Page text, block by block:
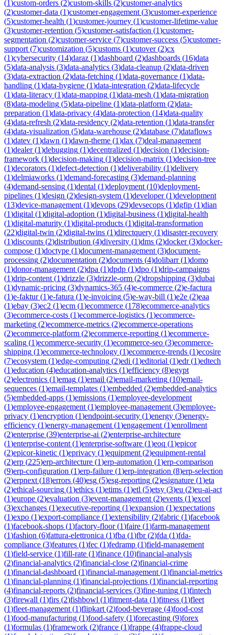
(1)custom-orders (2)custom-skills (2)customer-analytics
(2)customer-data (1)customer-engagement (3)customer-experience
(5)customer-health (1)customer-journey (1)customer-lifetime-value
(3)customer-retention (5)customer-satisfaction (1)customer-
segmentation (2)customer-service (7)customer-success (5)customer-
support (7)customization (5)customs (1)cutover(2)cx
(1)cybersecurity (14)daraz (1)dashboard (2)dashboards (16)data
(5)data-analysis (3)data-analytics (3)data-cleanup (2)data-driven
(3)data-extraction (2)data-fetching (1)data-governance (1)data-
handling (1)data-hygiene (1)data-integration (2)data-lifecycle
(1)data-literacy (1)data-mapping (1)data-mesh (1)data-migration
(8)data-modeling (5)data-pipeline (1)data-platform (2)data-
preparation (1)data-privacy (4)data-protection (14)data-quality
(4)data-refresh (2)data-residency (2)data-retention (1)data-transfer
(4)data-visualization (5)data-warehouse (2)database (7)dataflows
(1)datev (1)dawn (1)dawn-theme (1)dax (7)deal-management
(1)dealer(1)debugging (1)decentralized (1)decision (1)decision-
framework (1)decision-making (1)decision-matrix (1)decision-tree
(1)decorators (1)defect-detection (1)deliverability (1)delivery
(1)delmiaworks (1)demand-forecasting (3)demand-planning
(4)demand-sensing (1)dental (1)deployment (10)deployment-
pipelines (1)design (2)design-system (1)developer(1)development
(13)device-management (1)devops (29)devsecops (1)dgfip (1)dian
(1)digital (1)digital-adoption (1)digital-business (1)digital-health
(1)digital-maturity (1)digital-products (1)digital-transformation
(22)digital-twin (2)digital-twins (1)directquery (1)disaster-recovery
(1)discounts (2)distribution (4)diversity (1)dms (2)docker(3)docker-
compose (1)doctype (1)document-management (3)document-
processing (2)documentation (2)documents (4)dolibarr(1)domo
(1)donor-management (2)dpa (1)dpdp (1)dpo (1)drip-campaigns
(1)drip-content (1)drizzle (3)drizzle-orm (2)dropshipping (3)dubai
(1)dynamic-pricing (3)dynamics-365 (4)e-commerce (2)e-factura
(1)e-faktur(1)e-fatura (1)e-invoicing (5)e-way-bill (1)e2e (2)eaa
(1)ebay (3)ec2 (1)ecm (1)ecommerce (178)ecommerce-analytics
(3)ecommerce-costs (1)ecommerce-logistics (1)ecommerce-
marketing (2)ecommerce-metrics (2)ecommerce-operations
(2)ecommerce-platform (2)ecommerce-reporting (1)ecommerce-
scaling (1)ecommerce-security (1)ecommerce-seo (3)ecommerce-
shipping (1)ecommerce-technology (1)ecommerce-trends (1)ecosire
(7)ecosystem (1)edge-computing (2)edi (1)editorial (1)edr(1)edtech
(1)education (4)education-analytics (1)efficiency (8)egypt
(2)electronics (1)emag (1)email (2)email-marketing (10)email-
sequences (1)email-templates (1)embedded (2)embedded-analytics
(5)embedded-apps (1)emissions (1)employee-development
(1)employee-engagement (1)employee-management (3)employee-
privacy (1)encryption (1)endpoint-security (1)energy (3)energy-
efficiency (1)energy-management (1)engagement (1)enrollment
(2)enterprise (39)enterprise-ai (2)enterprise-architecture
(1)enterprise-content (1)enterprise-software (1)eoq (1)epicor
(2)epicor-kinetic (1)eprivacy (1)equipment (2)equipment-rental
(2)erp (225)erp-architecture (1)erp-automation (1)erp-comparison
(9)erp-configuration (1)erp-failure (1)erp-integration (8)erp-selection
(2)erpnext (18)errors (40)esg (5)esg-reporting (2)esignature (1)eta
(2)ethical-sourcing (1)ethics (1)etims (1)etl (5)etsy (3)eu (2)eu-ai-act
(1)europe (2)evaluation (3)event-management (2)events (1)excel
(3)exchanges (1)executive-reporting (1)expansion (1)expectations
(1)expo (1)export-compliance (1)extensibility (2)fabric (1)facebook
(1)facebook-shops (1)factory-floor(1)faire (1)farm-management
(1)fashion (6)fattura-elettronica (1)fba (1)fbr(2)fda (1)fda-
compliance (3)features (1)fec (1)fedramp (1)field-management
(1)field-service (1)fill-rate (1)finance (10)financial-analysis
(2)financial-analytics (2)financial-close (2)financial-crime
(1)financial-dashboard (1)financial-management (1)financial-metrics
(1)financial-planning (1)financial-projections (1)financial-reporting
(4)financial-reports (2)financial-services (3)fine-tuning (1)fintech
(3)firewall (1)firs (2)fishbowl (1)fitment-data (1)fitness (1)fleet
(1)fleet-management (1)flipkart (2)food-beverage (4)food-cost
(1)food-manufacturing (1)food-safety (1)forecasting (9)forex
(1)formulas (1)framework (2)france (1)frappe (4)frappe-cloud